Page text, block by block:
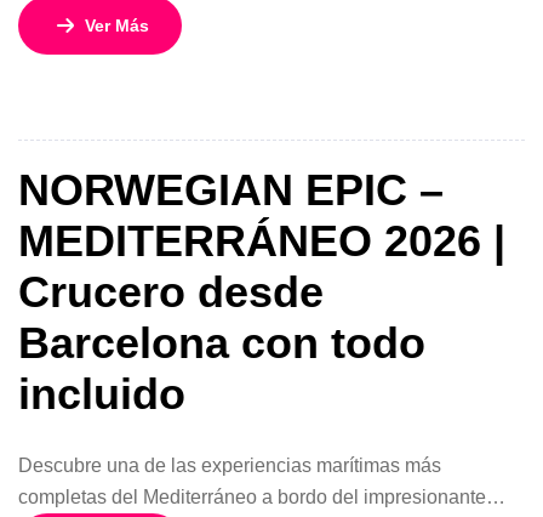
el Mediterráneo a bordo del espectacular Costa Pacifica y
presencia uno de los fenómenos astronómicos más
exclusivo crucero de […]
Ver Más
NORWEGIAN EPIC –
MEDITERRÁNEO 2026 |
Crucero desde
Barcelona con todo
incluido
Descubre una de las experiencias marítimas más
completas del Mediterráneo a bordo del impresionante